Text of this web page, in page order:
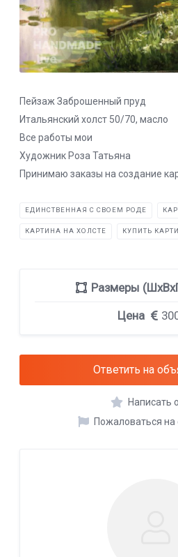
Пейзаж Заброшенный пруд
Итальянский холст 50/70, масло
Все работы мои
Художник Роза Татьяна
Принимаю заказы на создание
ЕДИНСТВЕННАЯ С СВОЕМ РОДЕ
КАРТИНА НА ХОЛСТЕ КУПИТЬ
Размеры
Цена
Ответить на
Написать
Пожаловаться